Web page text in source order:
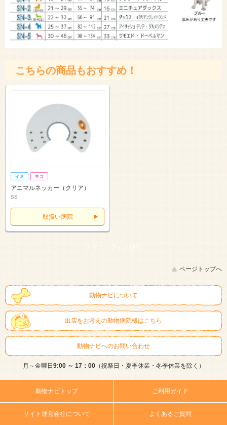
こちらの商品もおすすめ！
アニマルネッカー（クリア）
SS
取扱い病院
スマートフォン | PC
ページトップへ
動物ナビについて
出店をお考えの動物病院様はこちら
動物ナビへのお問い合わせ
月～金曜日9:00 ～ 17：00（祝祭日・夏季休業・冬季休業を除く）
動物ナビトップ ご利用ガイド
サイト運営会社について よくあるご質問